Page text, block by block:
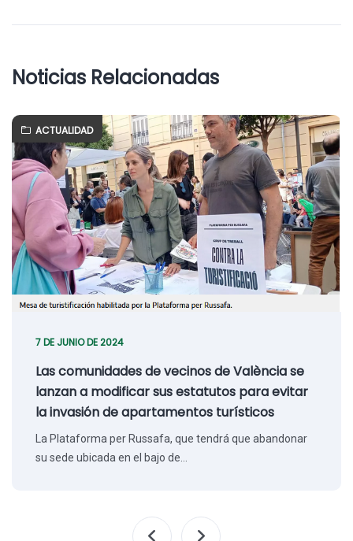
Noticias Relacionadas
ACTUALIDAD
7 DE JUNIO DE 2024
Las comunidades de vecinos de València se
lanzan a modificar sus estatutos para evitar
la invasión de apartamentos turísticos
La Plataforma per Russafa, que tendrá que abandonar
su sede ubicada en el bajo de…